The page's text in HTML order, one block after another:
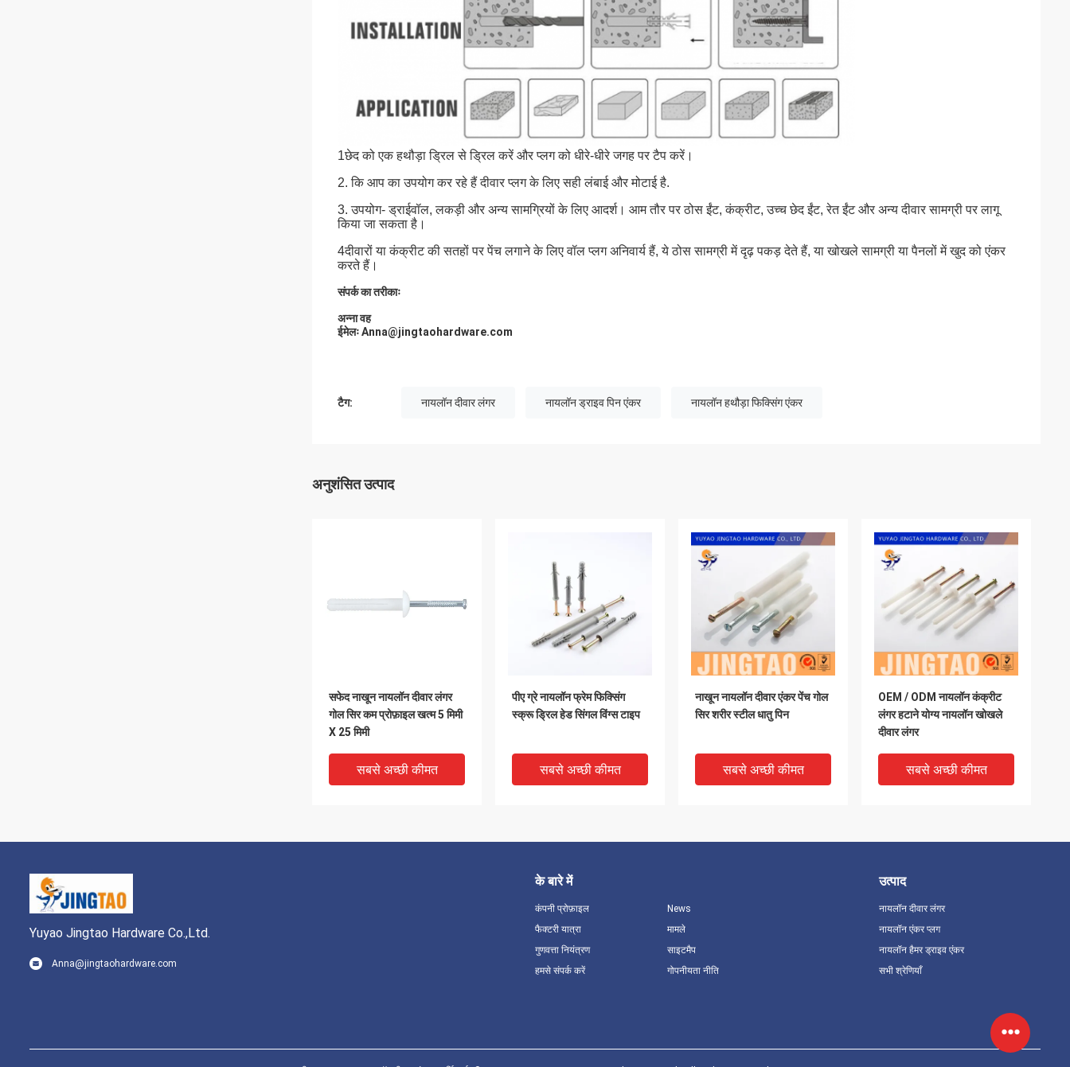
1छेद को एक हथौड़ा ड्रिल से ड्रिल करें और प्लग को धीरे-धीरे जगह पर टैप करें।
2. कि आप का उपयोग कर रहे हैं दीवार प्लग के लिए सही लंबाई और मोटाई है.
3. उपयोग- ड्राईवॉल, लकड़ी और अन्य सामग्रियों के लिए आदर्श। आम तौर पर ठोस ईंट, कंक्रीट, उच्च छेद ईंट, रेत ईंट और अन्य दीवार सामग्री पर लागू
किया जा सकता है।
4दीवारों या कंक्रीट की सतहों पर पेंच लगाने के लिए वॉल प्लग अनिवार्य हैं, ये ठोस सामग्री में दृढ़ पकड़ देते हैं, या खोखले सामग्री या पैनलों में खुद को एंकर
करते हैं।
संपर्क का तरीकाः
अन्ना वह
ईमेलः Anna@jingtaohardware.com
टैग: नायलॉन दीवार लंगर नायलॉन ड्राइव पिन एंकर नायलॉन हथौड़ा फिक्सिंग एंकर
अनुशंसित उत्पाद
सफेद नाखून नायलॉन दीवार लंगर
गोल सिर कम प्रोफ़ाइल खत्म 5 मिमी
X 25 मिमी
सबसे अच्छी कीमत
पीए ग्रे नायलॉन फ्रेम फिक्सिंग
स्क्रू ड्रिल हेड सिंगल विंग्स टाइप
सबसे अच्छी कीमत
नाखून नायलॉन दीवार एंकर पेंच गोल
सिर शरीर स्टील धातु पिन
सबसे अच्छी कीमत
OEM / ODM नायलॉन कंक्रीट
लंगर हटाने योग्य नायलॉन खोखले
दीवार लंगर
सबसे अच्छी कीमत
Yuyao Jingtao Hardware Co.,Ltd.
Anna@jingtaohardware.com
के बारे में
कंपनी प्रोफ़ाइल
फैक्टरी यात्रा
गुणवत्ता नियंत्रण
हमसे संपर्क करें
News
मामले
साइटमैप
गोपनीयता नीति
उत्पाद
नायलॉन दीवार लंगर
नायलॉन एंकर प्लग
नायलॉन हैमर ड्राइव एंकर
सभी श्रेणियाँ